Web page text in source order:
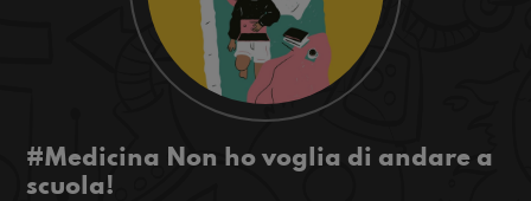
#Medicina Non ho voglia di andare a
scuola!